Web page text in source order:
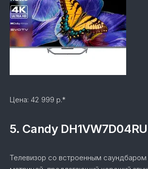
Цена: 42 999 р.*
5. Candy DH1VW7D04RU
Телевизор со встроенным саундбаром